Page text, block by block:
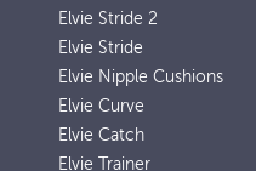
Elvie Stride 2
Elvie Stride
Elvie Nipple Cushions
Elvie Curve
Elvie Catch
Elvie Trainer